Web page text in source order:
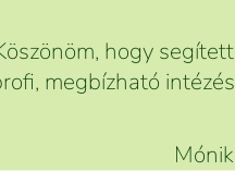
hogy
megbízható